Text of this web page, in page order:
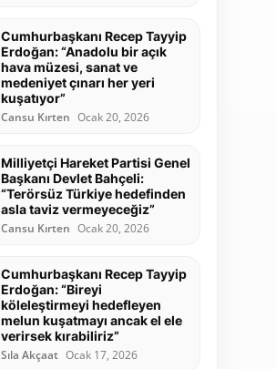
Cumhurbaşkanı Recep Tayyip
Erdoğan: “Anadolu bir açık
hava müzesi, sanat ve
medeniyet çınarı her yeri
kuşatıyor”
Cansu Kırten Ocak 20, 2026
Milliyetçi Hareket Partisi Genel
Başkanı Devlet Bahçeli:
“Terörsüz Türkiye hedefinden
asla taviz vermeyeceğiz”
Cansu Kırten Ocak 20, 2026
Cumhurbaşkanı Recep Tayyip
Erdoğan: “Bireyi
köleleştirmeyi hedefleyen
melun kuşatmayı ancak el ele
verirsek kırabiliriz”
Sıla Akçaat Ocak 17, 2026